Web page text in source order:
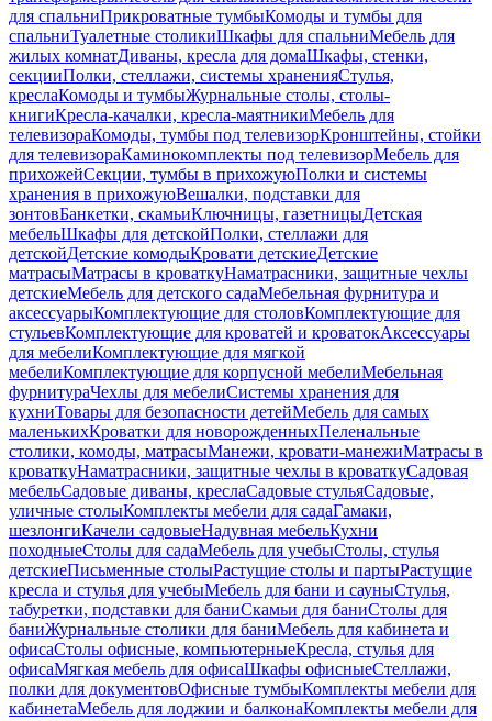
для спальниПрикроватные тумбыКомоды и тумбы для
спальниТуалетные столикиШкафы для спальниМебель для
жилых комнатДиваны, кресла для домаШкафы, стенки,
секцииПолки, стеллажи, системы храненияСтулья,
креслаКомоды и тумбыЖурнальные столы, столы-
книгиКресла-качалки, кресла-маятникиМебель для
телевизораКомоды, тумбы под телевизорКронштейны, стойки
для телевизораКаминокомплекты под телевизорМебель для
прихожейСекции, тумбы в прихожуюПолки и системы
хранения в прихожуюВешалки, подставки для
зонтовБанкетки, скамьиКлючницы, газетницыДетская
мебельШкафы для детскойПолки, стеллажи для
детскойДетские комодыКровати детскиеДетские
матрасыМатрасы в кроваткуНаматрасники, защитные чехлы
детскиеМебель для детского садаМебельная фурнитура и
аксессуарыКомплектующие для столовКомплектующие для
стульевКомплектующие для кроватей и кроватокАксессуары
для мебелиКомплектующие для мягкой
мебелиКомплектующие для корпусной мебелиМебельная
фурнитураЧехлы для мебелиСистемы хранения для
кухниТовары для безопасности детейМебель для самых
маленькихКроватки для новорожденныхПеленальные
столики, комоды, матрасыМанежи, кровати-манежиМатрасы в
кроваткуНаматрасники, защитные чехлы в кроваткуСадовая
мебельСадовые диваны, креслаСадовые стульяСадовые,
уличные столыКомплекты мебели для садаГамаки,
шезлонгиКачели садовыеНадувная мебельКухни
походныеСтолы для садаМебель для учебыСтолы, стулья
детскиеПисьменные столыРастущие столы и партыРастущие
кресла и стулья для учебыМебель для бани и сауныСтулья,
табуретки, подставки для баниСкамьи для баниСтолы для
баниЖурнальные столики для баниМебель для кабинета и
офисаСтолы офисные, компьютерныеКресла, стулья для
офисаМягкая мебель для офисаШкафы офисныеСтеллажи,
полки для документовОфисные тумбыКомплекты мебели для
кабинетаМебель для лоджии и балконаКомплекты мебели для